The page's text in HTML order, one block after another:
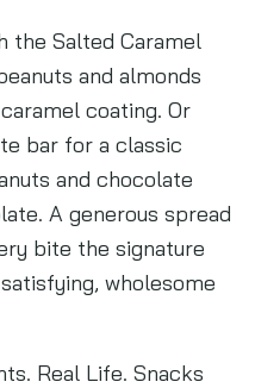
the Salted Caramel
and almonds
coating. Or
bar for a classic
and chocolate
A generous spread
bite the signature
wholesome
Real Life. Snacks